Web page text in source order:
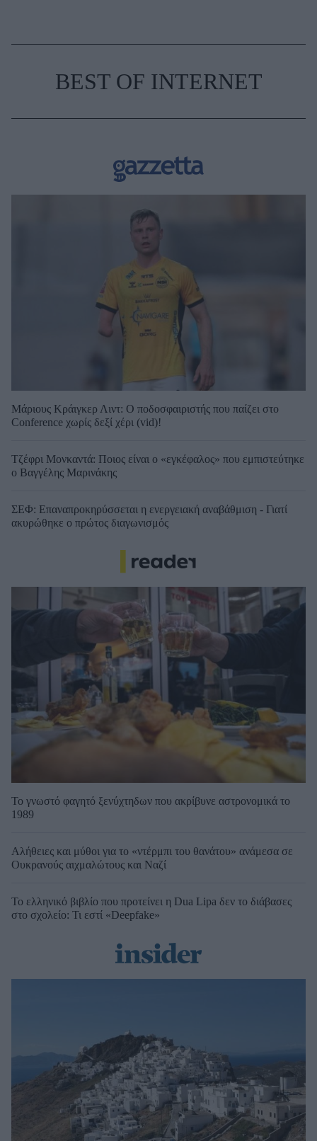
BEST OF INTERNET
Μάριους Κράιγκερ Λιντ: Ο ποδοσφαιριστής που παίζει στο
Conference χωρίς δεξί χέρι (vid)!
Τζέφρι Μονκαντά: Ποιος είναι ο «εγκέφαλος» που εμπιστεύτηκε
ο Βαγγέλης Μαρινάκης
ΣΕΦ: Επαναπροκηρύσσεται η ενεργειακή αναβάθμιση - Γιατί
ακυρώθηκε ο πρώτος διαγωνισμός
Το γνωστό φαγητό ξενύχτηδων που ακρίβυνε αστρονομικά το
1989
Αλήθειες και μύθοι για το «ντέρμπι του θανάτου» ανάμεσα σε
Ουκρανούς αιχμαλώτους και Ναζί
Το ελληνικό βιβλίο που προτείνει η Dua Lipa δεν το διάβασες
στο σχολείο: Τι εστί «Deepfake»